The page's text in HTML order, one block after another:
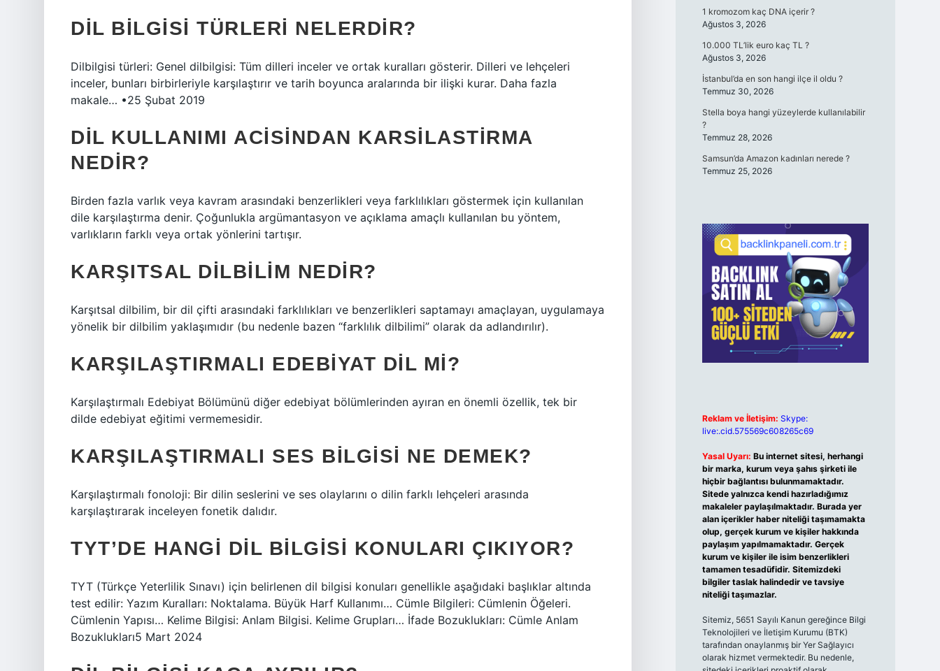
DIL BILGISI TÜRLERI NELERDIR?
Dilbilgisi türleri: Genel dilbilgisi: Tüm dilleri inceler ve ortak kuralları gösterir. Dilleri ve lehçeleri
inceler, bunları birbirleriyle karşılaştırır ve tarih boyunca aralarında bir ilişki kurar. Daha fazla
makale… •25 Şubat 2019
DIL KULLANIMI ACISINDAN KARSILASTIRMA
NEDIR?
Birden fazla varlık veya kavram arasındaki benzerlikleri veya farklılıkları göstermek için kullanılan
dile karşılaştırma denir. Çoğunlukla argümantasyon ve açıklama amaçlı kullanılan bu yöntem,
varlıkların farklı veya ortak yönlerini tartışır.
KARŞITSAL DILBILIM NEDIR?
Karşıtsal dilbilim, bir dil çifti arasındaki farklılıkları ve benzerlikleri saptamayı amaçlayan, uygulamaya
yönelik bir dilbilim yaklaşımıdır (bu nedenle bazen “farklılık dilbilimi” olarak da adlandırılır).
KARŞILAŞTIRMALI EDEBIYAT DIL MI?
Karşılaştırmalı Edebiyat Bölümünü diğer edebiyat bölümlerinden ayıran en önemli özellik, tek bir
dilde edebiyat eğitimi vermemesidir.
KARŞILAŞTIRMALI SES BILGISI NE DEMEK?
Karşılaştırmalı fonoloji: Bir dilin seslerini ve ses olaylarını o dilin farklı lehçeleri arasında
karşılaştırarak inceleyen fonetik dalıdır.
TYT’DE HANGI DIL BILGISI KONULARI ÇIKIYOR?
TYT (Türkçe Yeterlilik Sınavı) için belirlenen dil bilgisi konuları genellikle aşağıdaki başlıklar altında
test edilir: Yazım Kuralları: Noktalama. Büyük Harf Kullanımı… Cümle Bilgileri: Cümlenin Öğeleri.
Cümlenin Yapısı… Kelime Bilgisi: Anlam Bilgisi. Kelime Grupları… İfade Bozuklukları: Cümle Anlam
Bozuklukları5 Mart 2024
1 kromozom kaç DNA içerir ?
Ağustos 3, 2026
10.000 TL’lik euro kaç TL ?
Ağustos 3, 2026
İstanbul’da en son hangi ilçe il oldu ?
Temmuz 30, 2026
Stella boya hangi yüzeylerde kullanılabilir
?
Temmuz 28, 2026
Samsun’da Amazon kadınları nerede ?
Temmuz 25, 2026
Reklam ve İletişim: Skype:
live:.cid.575569c608265c69
Yasal Uyarı: Bu internet sitesi, herhangi
bir marka, kurum veya şahıs şirketi ile
hiçbir bağlantısı bulunmamaktadır.
Sitede yalnızca kendi hazırladığımız
makaleler paylaşılmaktadır. Burada yer
alan içerikler haber niteliği taşımamakta
olup, gerçek kurum ve kişiler hakkında
paylaşım yapılmamaktadır. Gerçek
kurum ve kişiler ile isim benzerlikleri
tamamen tesadüfidir. Sitemizdeki
bilgiler taslak halindedir ve tavsiye
niteliği taşımazlar.
Sitemiz, 5651 Sayılı Kanun gereğince Bilgi
Teknolojileri ve İletişim Kurumu (BTK)
tarafından onaylanmış bir Yer Sağlayıcı
olarak hizmet vermektedir. Bu nedenle,